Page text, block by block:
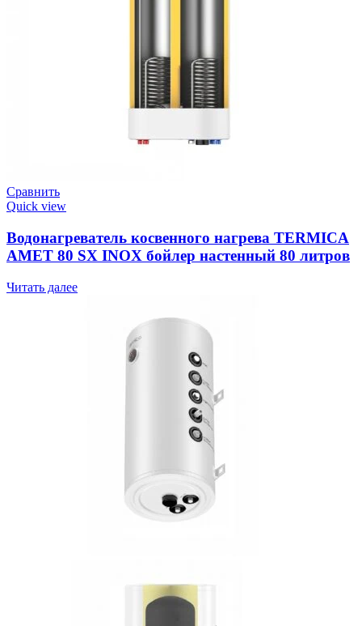
Сравнить
Quick view
Водонагреватель косвенного нагрева TERMICA
AMET 80 SX INOX бойлер настенный 80 литров
Читать далее